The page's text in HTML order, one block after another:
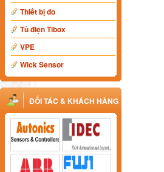
Thiết bị đo
Tủ điện Tibox
VPE
Wick Sensor
ĐỐI TÁC & KHÁCH HÀNG